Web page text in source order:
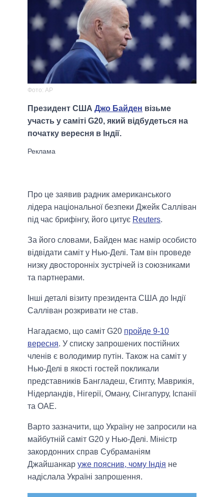
Фото: AP
Президент США Джо Байден візьме
участь у саміті G20, який відбудеться на
початку вересня в Індії.
Про це заявив радник американського
лідера національної безпеки Джейк Салліван
під час брифінгу, його цитує Reuters.
За його словами, Байден має намір особисто
відвідати саміт у Нью-Делі. Там він проведе
низку двосторонніх зустрічей із союзниками
та партнерами.
Інші деталі візиту президента США до Індії
Салліван розкривати не став.
Нагадаємо, що саміт G20 пройде 9-10
вересня. У списку запрошених постійних
членів є володимир путін. Також на саміт у
Нью-Делі в якості гостей покликали
представників Бангладеш, Єгипту, Маврикія,
Нідерландів, Нігерії, Оману, Сінгапуру, Іспанії
та ОАЕ.
Варто зазначити, що Україну не запросили на
майбутній саміт G20 у Нью-Делі. Міністр
закордонних справ Субраманіям
Джайшанкар уже пояснив, чому Індія не
надіслала Україні запрошення.